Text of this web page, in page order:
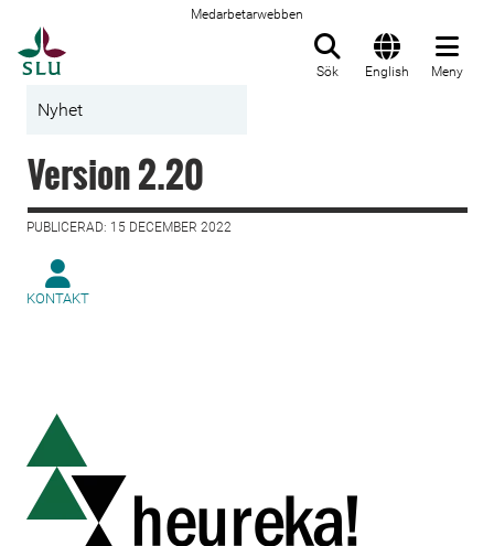
Medarbetarwebben
Sök English Meny
Nyhet
Version 2.20
PUBLICERAD: 15 DECEMBER 2022
KONTAKT